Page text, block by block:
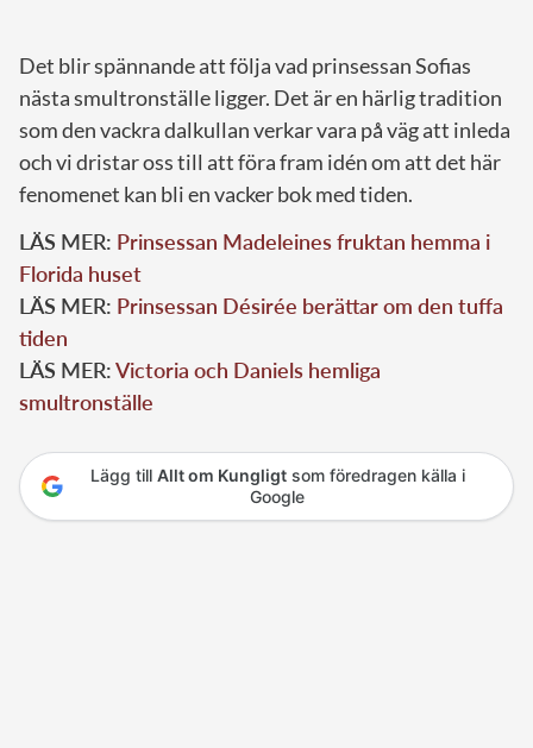
Det blir spännande att följa vad prinsessan Sofias
nästa smultronställe ligger. Det är en härlig tradition
som den vackra dalkullan verkar vara på väg att inleda
och vi dristar oss till att föra fram idén om att det här
fenomenet kan bli en vacker bok med tiden.
LÄS MER: Prinsessan Madeleines fruktan hemma i
Florida huset
LÄS MER: Prinsessan Désirée berättar om den tuffa
tiden
LÄS MER:Victoria och Daniels hemliga
smultronställe
Lägg till Allt om Kungligtsom föredragen källa i
Google